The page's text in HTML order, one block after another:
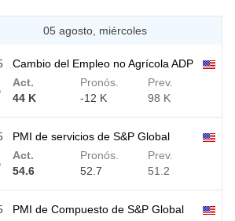
05 agosto, miércoles
Cambio del Empleo no Agrícola ADP
Act.
44 K
Pronós.
-12 K
Prev.
98 K
PMI de servicios de S&P Global
Act.
54.6
Pronós.
52.7
Prev.
51.2
PMI de Compuesto de S&P Global